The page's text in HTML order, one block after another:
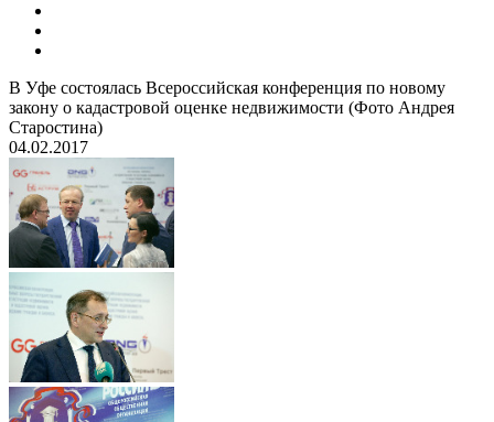
В Уфе состоялась Всероссийская конференция по новому
закону о кадастровой оценке недвижимости (Фото Андрея
Старостина)
04.02.2017